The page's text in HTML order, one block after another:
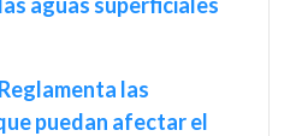
las
puedan afectar el